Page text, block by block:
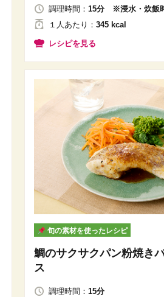
調理時間： 15分 ※浸水・炊飯
１人 あたり ： 345 kcal
レシピを見る
旬の素材を使ったレシピ
鯛のサクサクパン粉焼き
ス
調理時間： 15分